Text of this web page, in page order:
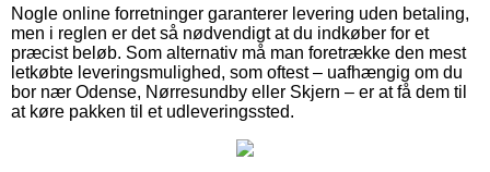
Nogle online forretninger garanterer levering uden betaling,
men i reglen er det så nødvendigt at du indkøber for et
præcist beløb. Som alternativ må man foretrække den mest
letkøbte leveringsmulighed, som oftest – uafhængig om du
bor nær Odense, Nørresundby eller Skjern – er at få dem til
at køre pakken til et udleveringssted.